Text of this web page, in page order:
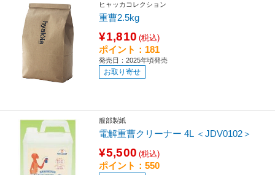
ヒャッカコレクション
重曹2.5kg
¥1,810 (税込)
ポイント：181
発売日：2025年頃発売
お取り寄せ
服部製紙
電解重曹クリーナー 4L ＜JDV0102＞
¥5,500 (税込)
ポイント：550